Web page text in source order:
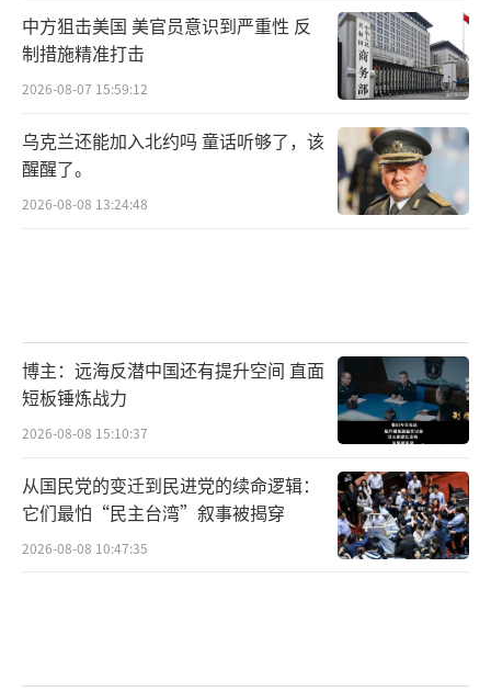
中方狙击美国 美官员意识到严重性 反
制措施精准打击
2026-08-07 15:59:12
乌克兰还能加入北约吗 童话听够了，该
醒醒了。
2026-08-08 13:24:48
博主：远海反潜中国还有提升空间 直面
短板锤炼战力
2026-08-08 15:10:37
从国民党的变迁到民进党的续命逻辑：
它们最怕“民主台湾”叙事被揭穿
2026-08-08 10:47:35